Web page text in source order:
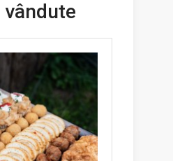
vândute